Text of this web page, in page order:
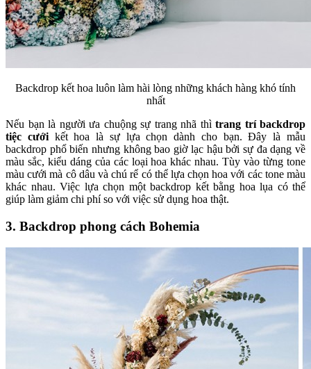
Backdrop kết hoa luôn làm hài lòng những khách hàng khó tính
nhất
Nếu bạn là người ưa chuộng sự trang nhã thì trang trí backdrop
tiệc cướikết hoa là sự lựa chọn dành cho bạn. Đây là mẫu
backdrop phổ biến nhưng không bao giờ lạc hậu bởi sự đa dạng về
màu sắc, kiểu dáng của các loại hoa khác nhau. Tùy vào từng tone
màu cưới mà cô dâu và chú rể có thể lựa chọn hoa với các tone màu
khác nhau. Việc lựa chọn một backdrop kết bằng hoa lụa có thể
giúp làm giảm chi phí so với việc sử dụng hoa thật.
3. Backdrop phong cách Bohemia